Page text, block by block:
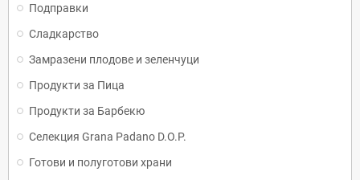
Подправки
Сладкарство
Замразени плодове и зеленчуци
Продукти за Пица
Продукти за Барбекю
Селекция Grana Padano D.O.P.
Готови и полуготови храни